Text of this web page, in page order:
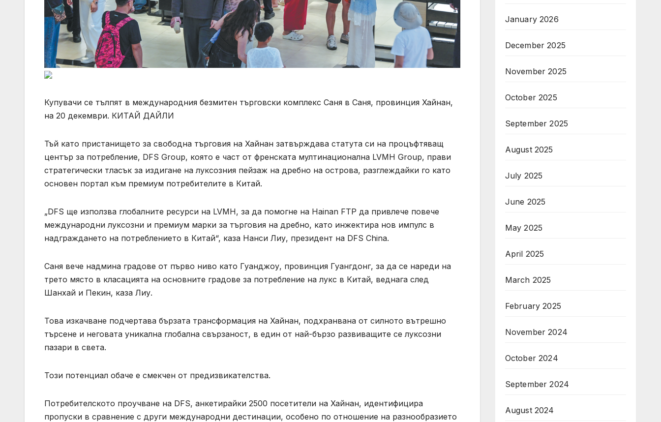
Купувачи се тълпят в международния безмитен търговски комплекс Саня в Саня, провинция Хайнан,
на 20 декември. КИТАЙ ДАЙЛИ
Тъй като пристанището за свободна търговия на Хайнан затвърждава статута си на процъфтяващ
център за потребление, DFS Group, която е част от френската мултинационална LVMH Group, прави
стратегически тласък за издигане на луксозния пейзаж на дребно на острова, разглеждайки го като
основен портал към премиум потребителите в Китай.
„DFS ще използва глобалните ресурси на LVMH, за да помогне на Hainan FTP да привлече повече
международни луксозни и премиум марки за търговия на дребно, като инжектира нов импулс в
надграждането на потреблението в Китай“, каза Нанси Лиу, президент на DFS China.
Саня вече надмина градове от първо ниво като Гуанджоу, провинция Гуангдонг, за да се нареди на
трето място в класацията на основните градове за потребление на лукс в Китай, веднага след
Шанхай и Пекин, каза Лиу.
Това изкачване подчертава бързата трансформация на Хайнан, подхранвана от силното вътрешно
търсене и неговата уникална глобална свързаност, в един от най-бързо развиващите се луксозни
пазари в света.
Този потенциал обаче е смекчен от предизвикателства.
Потребителското проучване на DFS, анкетирайки 2500 посетители на Хайнан, идентифицира
пропуски в сравнение с други международни дестинации, особено по отношение на разнообразието
January 2026
December 2025
November 2025
October 2025
September 2025
August 2025
July 2025
June 2025
May 2025
April 2025
March 2025
February 2025
November 2024
October 2024
September 2024
August 2024